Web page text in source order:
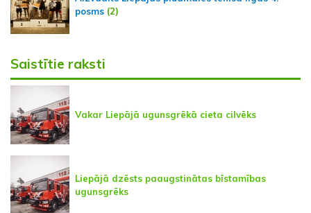
posms (2)
Saistītie raksti
Vakar Liepājā ugunsgrēkā cieta cilvēks
Liepājā dzēsts paaugstinātas bīstamības
ugunsgrēks